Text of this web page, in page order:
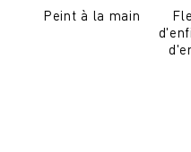
Peint à la main